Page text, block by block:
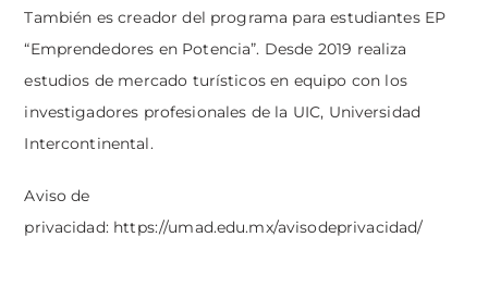
También es creador del programa para estudiantes EP
“Emprendedores en Potencia”. Desde 2019 realiza
estudios de mercado turísticos en equipo con los
investigadores profesionales de la UIC, Universidad
Intercontinental.
Aviso de
privacidad: https://umad.edu.mx/avisodeprivacidad/